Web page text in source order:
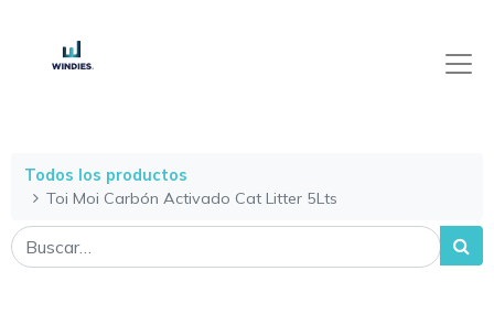
Todos los productos
Toi Moi Carbón Activado Cat Litter 5Lts